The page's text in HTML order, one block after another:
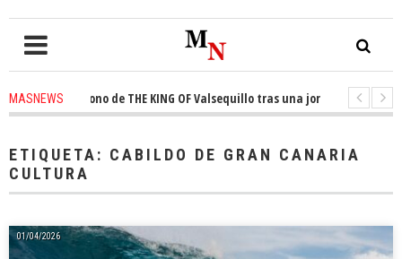
MASNEWS
trono de THE KING OF Valsequillo tras una jornada de baloncesto
ETIQUETA: CABILDO DE GRAN CANARIA
CULTURA
01/04/2026